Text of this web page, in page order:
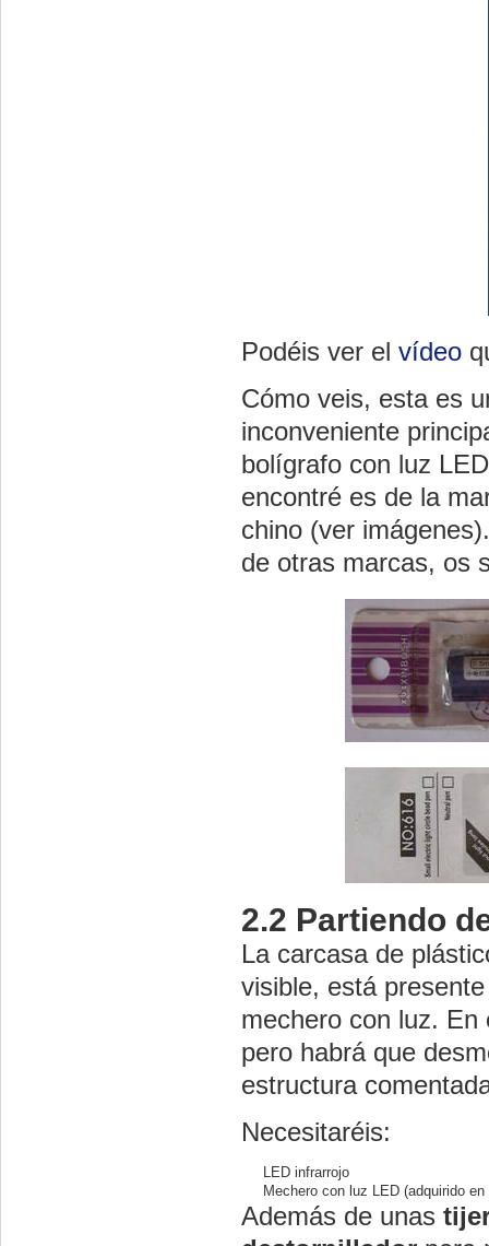
Podéis ver el vídeo
Cómo veis, esta es
inconveniente
bolígrafo con luz
encontré es de la
chino (ver
de otras marcas, os
2.2 Partiendo
La carcasa de
visible, está
mechero con luz.
pero habrá que
estructura
Necesitaréis:
LED infrarrojo
Mechero con luz LED (adquirido
Además de unas